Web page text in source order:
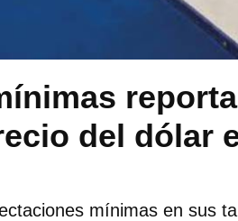
del dólar
mínimas en sus